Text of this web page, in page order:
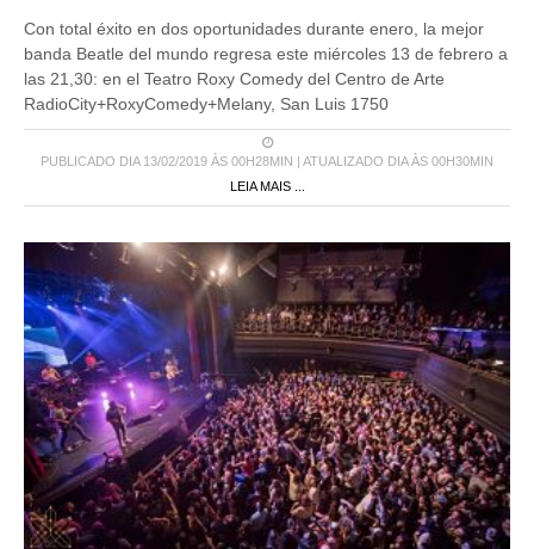
Con total éxito en dos oportunidades durante enero, la mejor
banda Beatle del mundo regresa este miércoles 13 de febrero a
las 21,30: en el Teatro Roxy Comedy del Centro de Arte
RadioCity+RoxyComedy+Melany, San Luis 1750
PUBLICADO DIA 13/02/2019 ÀS 00H28MIN | ATUALIZADO DIA ÀS 00H30MIN
LEIA MAIS ...